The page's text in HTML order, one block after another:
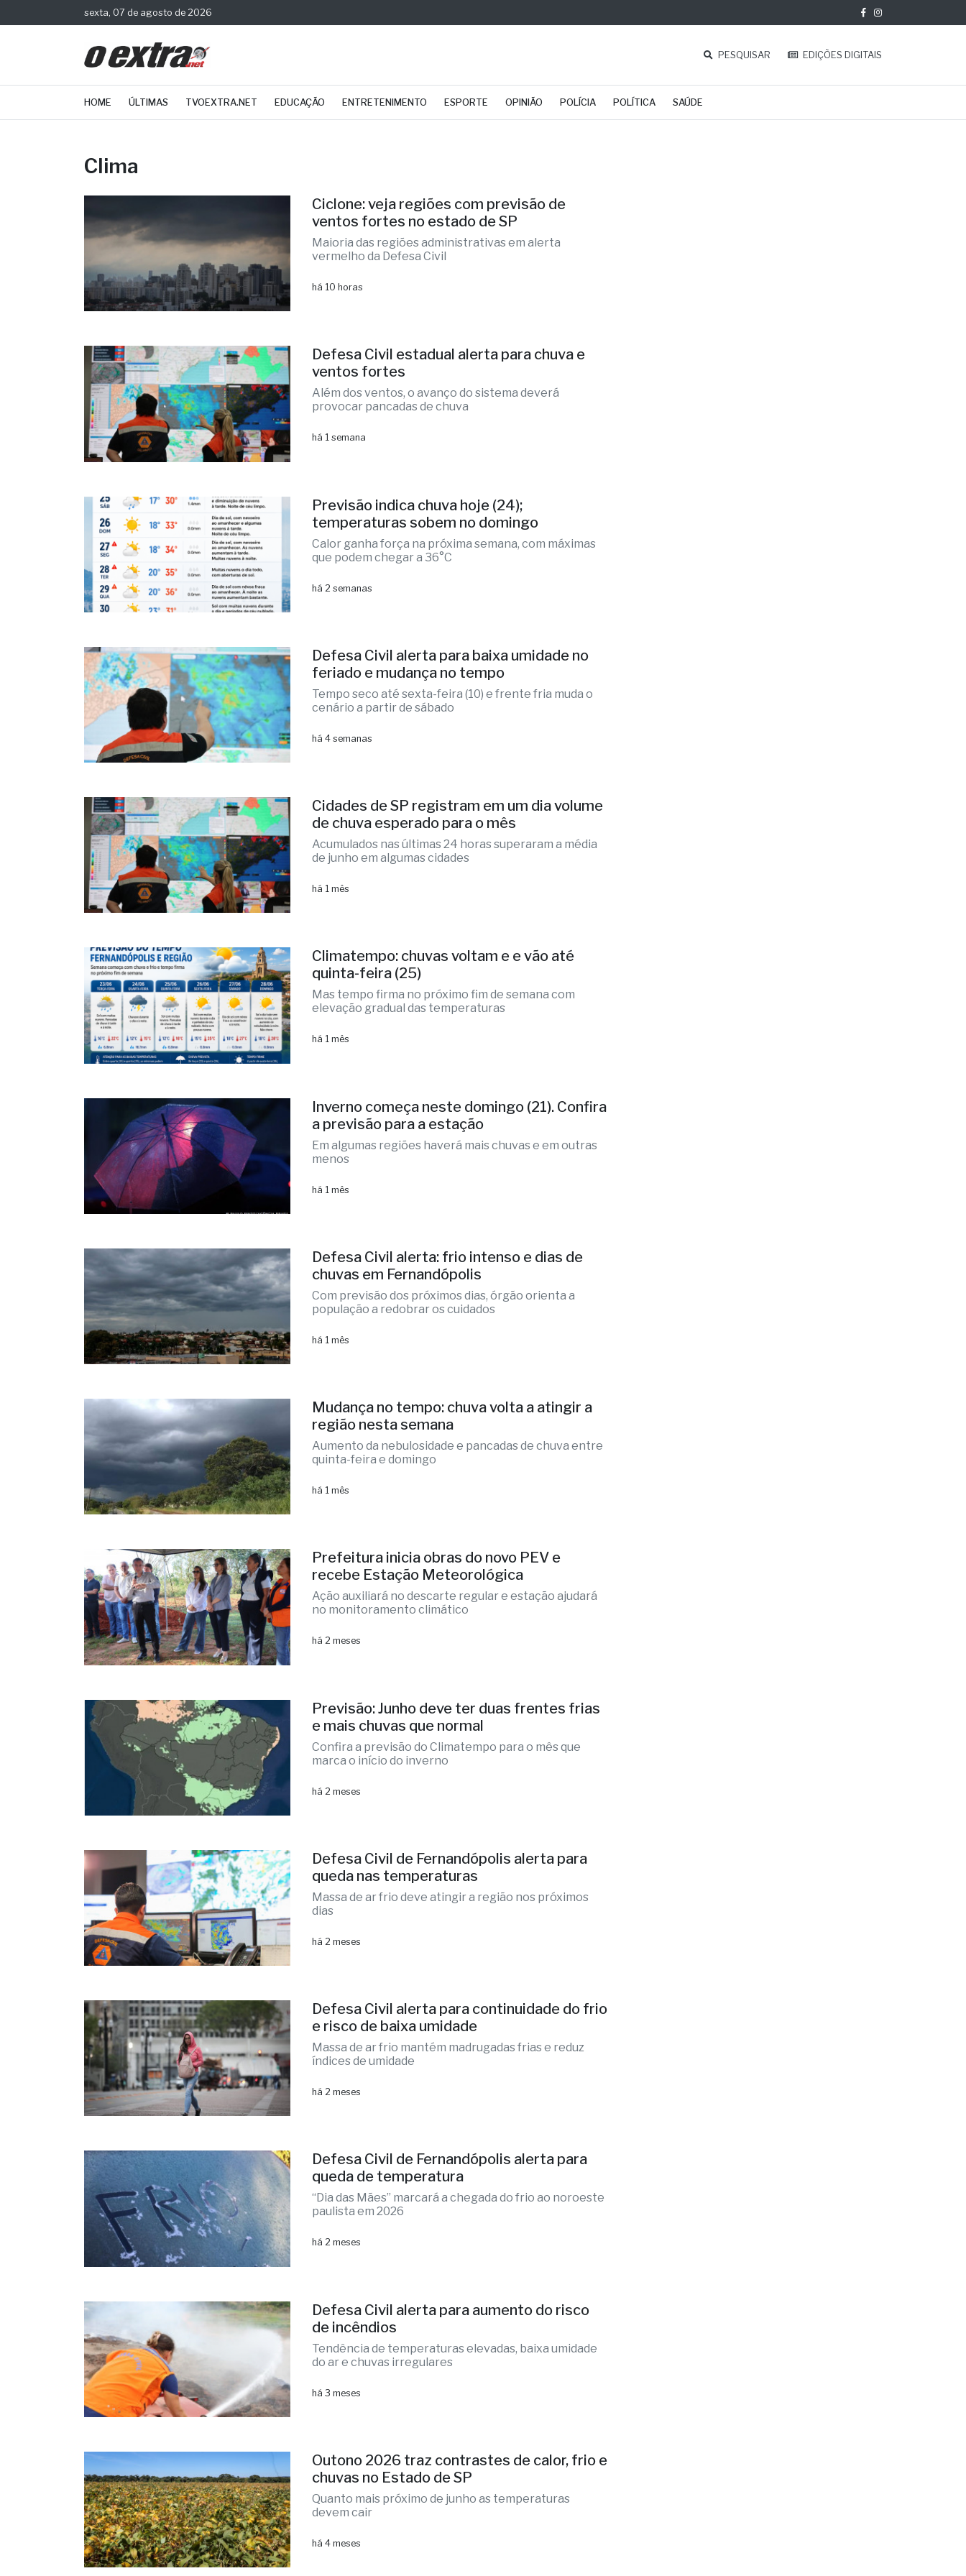
sexta, 07 de agosto de 2026
PESQUISAR EDIÇÕES DIGITAIS
HOME ÚLTIMAS TVOEXTRA.NET EDUCAÇÃO ENTRETENIMENTO ESPORTE OPINIÃO POLÍCIA POLÍTICA SAÚDE
Clima
Ciclone: veja regiões com previsão de
ventos fortes no estado de SP
Maioria das regiões administrativas em alerta
vermelho da Defesa Civil
há 10 horas
Defesa Civil estadual alerta para chuva e
ventos fortes
Além dos ventos, o avanço do sistema deverá
provocar pancadas de chuva
há 1 semana
Previsão indica chuva hoje (24);
temperaturas sobem no domingo
Calor ganha força na próxima semana, com máximas
que podem chegar a 36°C
há 2 semanas
Defesa Civil alerta para baixa umidade no
feriado e mudança no tempo
Tempo seco até sexta-feira (10) e frente fria muda o
cenário a partir de sábado
há 4 semanas
Cidades de SP registram em um dia volume
de chuva esperado para o mês
Acumulados nas últimas 24 horas superaram a média
de junho em algumas cidades
há 1 mês
Climatempo: chuvas voltam e e vão até
quinta-feira (25)
Mas tempo firma no próximo fim de semana com
elevação gradual das temperaturas
há 1 mês
Inverno começa neste domingo (21). Confira
a previsão para a estação
Em algumas regiões haverá mais chuvas e em outras
menos
há 1 mês
Defesa Civil alerta: frio intenso e dias de
chuvas em Fernandópolis
Com previsão dos próximos dias, órgão orienta a
população a redobrar os cuidados
há 1 mês
Mudança no tempo: chuva volta a atingir a
região nesta semana
Aumento da nebulosidade e pancadas de chuva entre
quinta-feira e domingo
há 1 mês
Prefeitura inicia obras do novo PEV e
recebe Estação Meteorológica
Ação auxiliará no descarte regular e estação ajudará
no monitoramento climático
há 2 meses
Previsão: Junho deve ter duas frentes frias
e mais chuvas que normal
Confira a previsão do Climatempo para o mês que
marca o início do inverno
há 2 meses
Defesa Civil de Fernandópolis alerta para
queda nas temperaturas
Massa de ar frio deve atingir a região nos próximos
dias
há 2 meses
Defesa Civil alerta para continuidade do frio
e risco de baixa umidade
Massa de ar frio mantém madrugadas frias e reduz
índices de umidade
há 2 meses
Defesa Civil de Fernandópolis alerta para
queda de temperatura
“Dia das Mães” marcará a chegada do frio ao noroeste
paulista em 2026
há 2 meses
Defesa Civil alerta para aumento do risco
de incêndios
Tendência de temperaturas elevadas, baixa umidade
do ar e chuvas irregulares
há 3 meses
Outono 2026 traz contrastes de calor, frio e
chuvas no Estado de SP
Quanto mais próximo de junho as temperaturas
devem cair
há 4 meses